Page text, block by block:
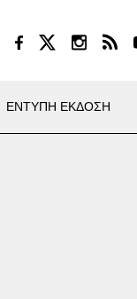
ΕΝΤΥΠΗ ΕΚΔΟΣΗ